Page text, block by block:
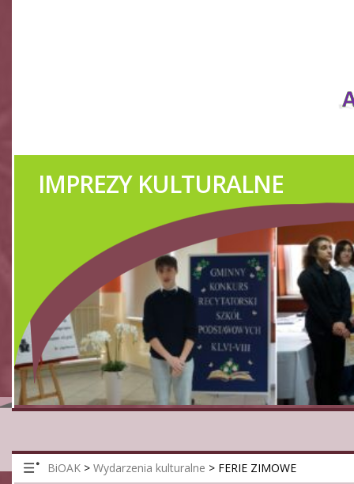
IMPREZY KULTURALNE
BiOAK > Wydarzenia kulturalne > FERIE ZIMOWE